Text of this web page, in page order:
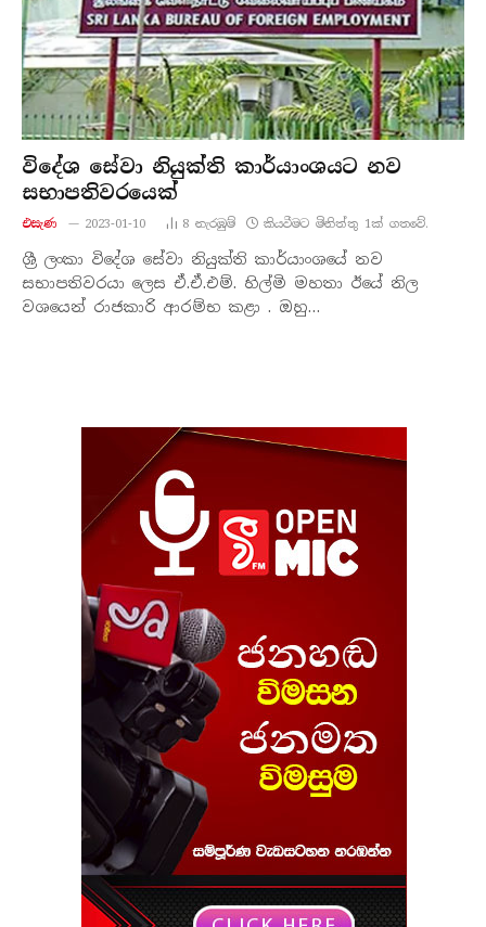
විදේශ සේවා නියුක්ති කාර්යාංශයට නව
සභාපතිවරයෙක්
එසැණ 2023-01-10 8 නැරඹු​ම් කියවීමට මිනිත්තු 1ක් ගතවේ.
ශ්‍රී ලංකා විදේශ සේවා නියුක්ති කාර්යාංශයේ නව
සභාපතිවරයා ලෙස ඒ.ඒ.එම්. හිල්මි මහතා ඊයේ නිල
වශයෙන් රාජකාරි ආරම්භ කළා . ඔහු…